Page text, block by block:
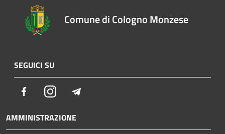
Comune di Cologno Monzese
SEGUICI SU
FacebookInstagram
AMMINISTRAZIONE